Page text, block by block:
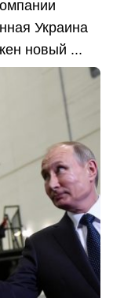
Украина
новый ...